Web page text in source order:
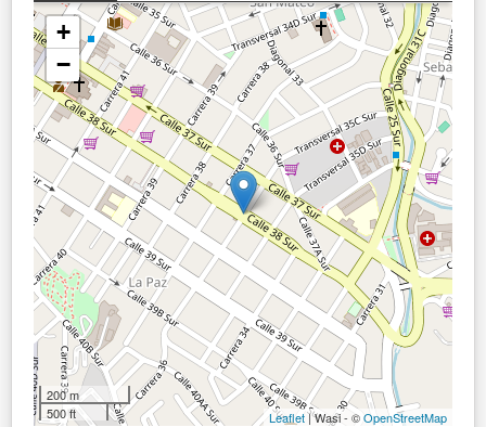
+
−
200 m
500 ft
Leaflet| Wasi - ©OpenStreetMap